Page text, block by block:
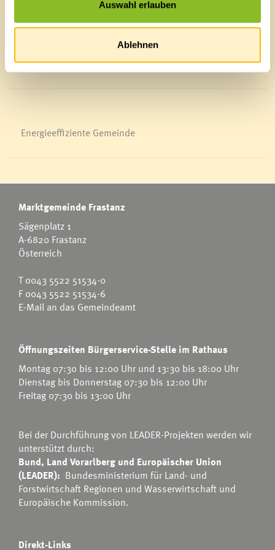
Auswahl erlauben
Ablehnen
Bürgermeldungen
News Archiv
Energieeffiziente Gemeinde
Marktgemeinde Frastanz
Sägenplatz 1
A-6820 Frastanz
Österreich
T0043 5522 51534-0
F 0043 5522 51534-6
E-Mail an das Gemeindeamt
Öffnungszeiten Bürgerservice-Stelle im Rathaus
Montag 07:30 bis 12:00 Uhr und 13:30 bis 18:00 Uhr
Dienstag bis Donnerstag 07:30 bis 12:00 Uhr
Freitag 07:30 bis 13:00 Uhr
Bei der Durchführung von LEADER-Projekten werden wir
unterstützt durch:
Bund, Land Vorarlberg und Europäischer Union
(LEADER): Bundesministerium für Land- und
Forstwirtschaft Regionen und Wasserwirtschaft und
Europäische Kommission.
Direkt-Links